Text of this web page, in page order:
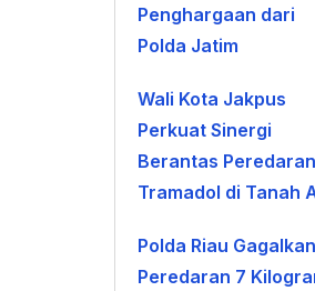
Penghargaan dari
Polda Jatim
Wali Kota Jakpus
Perkuat Sinergi
Berantas Peredaran
Tramadol di Tanah
Polda Riau Gagalkan
Peredaran 7